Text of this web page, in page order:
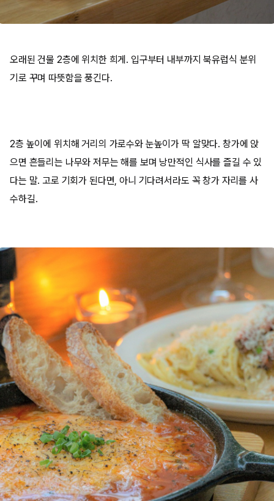
오래된 건물 2층에 위치한 희게. 입구부터 내부까지 북유럽식 분위
기로 꾸며 따뜻함을 풍긴다.
2층 높이에 위치해 거리의 가로수와 눈높이가 딱 알맞다. 창가에 앉
으면 흔들리는 나무와 저무는 해를 보며 낭만적인 식사를 즐길 수 있
다는 말. 고로 기회가 된다면, 아니 기다려서라도 꼭 창가 자리를 사
수하길.